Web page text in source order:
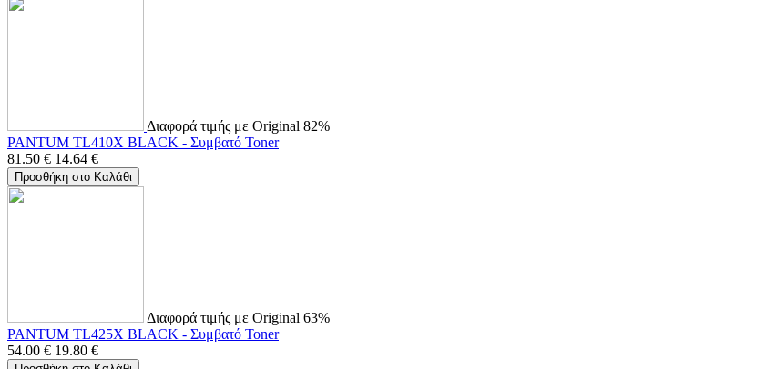
Διαφορά τιμής με Original 82%
PANTUM TL410X BLACK - Συμβατό Toner
81.50 € 14.64 €
Προσθήκη στο Καλάθι
Διαφορά τιμής με Original 63%
PANTUM TL425X BLACK - Συμβατό Toner
54.00 € 19.80 €